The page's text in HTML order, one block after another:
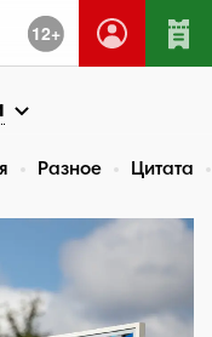
12+
Разное Цитата